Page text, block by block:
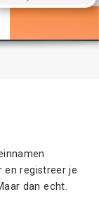
en registreer je
dan echt.